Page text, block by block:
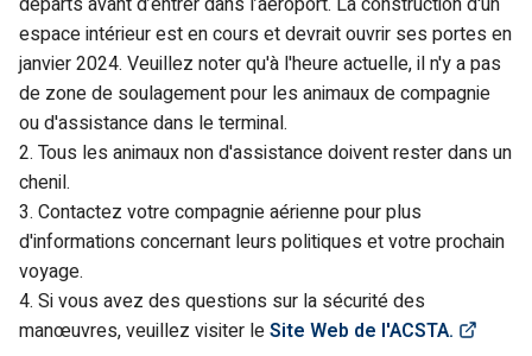
espace intérieur est en cours et devrait ouvrir ses portes en
janvier 2024. Veuillez noter qu'à l'heure actuelle, il n'y a pas
de zone de soulagement pour les animaux de compagnie
ou d'assistance dans le terminal.
2. Tous les animaux non d'assistance doivent rester dans un
chenil.
3. Contactez votre compagnie aérienne pour plus
d'informations concernant leurs politiques et votre prochain
voyage.
4. Si vous avez des questions sur la sécurité des
manœuvres, veuillez visiter leSite Web de l'ACSTA.